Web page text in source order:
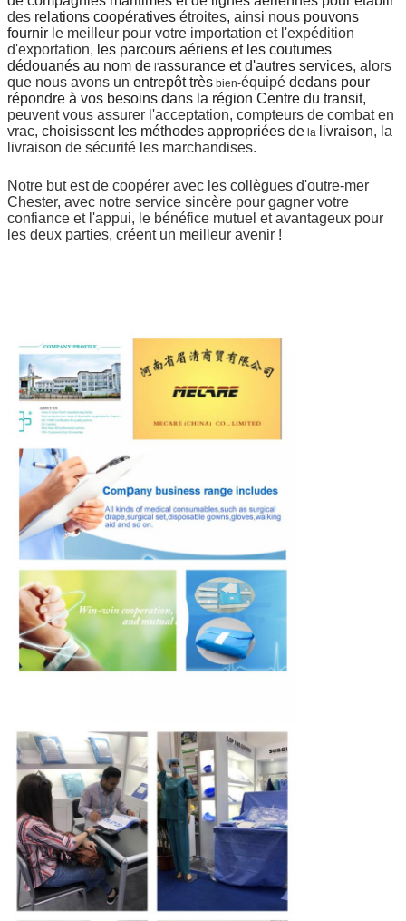
des relations coopératives étroites, ainsi nous pouvons
fournir le meilleur pour votre importation et l'expédition
d'exportation, les parcours aériens et les coutumes
dédouanés au nom de l'assurance et d'autres services, alors
que nous avons un entrepôt très bien-équipé dedans pour
répondre à vos besoins dans la région Centre du transit,
peuvent vous assurer l'acceptation, compteurs de combat en
vrac, choisissent les méthodes appropriées de la livraison, la
livraison de sécurité les marchandises.
Notre but est de coopérer avec les collègues d'outre-mer
Chester, avec notre service sincère pour gagner votre
confiance et l'appui, le bénéfice mutuel et avantageux pour
les deux parties, créent un meilleur avenir !